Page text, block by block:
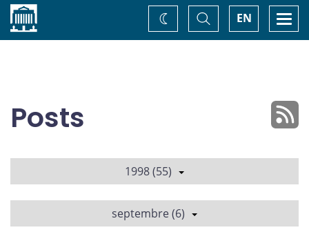
Accueil EN
Basculer
la
recherche
Changez
de
Posts
1998 (55)
septembre (6)